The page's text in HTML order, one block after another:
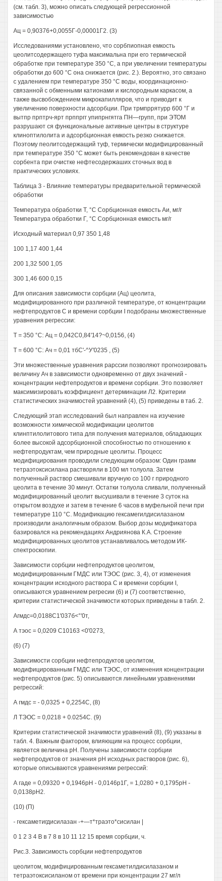
(см. табл. 3), можно описать следующей регрессионной
зависимостью
Ац = 0,90376+0,0055Г-0,00001Г2. (3)
Исследованиями установлено, что сорбпиопная емкость
цеолитсодержащего туфа максимальна при его термической
обработке при температуре 350 °С, а при увеличении температуры
обработки до 600 °С она снижается (рис. 2.). Вероятно, это связано
с удалением при температуре 350 °С воды, координационно-
связанной с обменными катионами и кислородным каркасом, а
также высвобождением микрокапилляров, что и приводит к
увеличению поверхности адсорбции. При трмпррятурр 600 °Г и
вытпр прптрч-ярт прппргг упипрнгятга ПН—групп, при ЭТОМ
разрушают ся функциональные активные центры в структуре
клиноптилолита и адсорбционная емкость резко снижается.
Поэтому пеолитсодержащий туф, термически модифицированный
при температуре 350 °С может быть рекомендован в качестве
сорбента при очистке нефтесодержаших сточных вод в
практических условиях.
Таблица 3 - Влияние температуры предварительной термической
обработки
Температура обработки Т, °С Сорбционная емкость Аи, мг/г
Температура обработки Г, °С Сорбционная емкость мг/г
Исходный материал 0,97 350 1,48
100 1,17 400 1,44
200 1,32 500 1,05
300 1,46 600 0,15
Для описания зависимости сорбции (Ац) цеолита,
модифицированного при различной температуре, от концентрации
нефтепродуктов С и времени сорбции I подобраны множественные
уравнения регрессии:
Т = 350 °С: Ац = 0,042С0,84'14?~0,0156, (4)
Т = 600 °С: Ач = 0,01 тбС'-^У'0235 , (5)
Эти множественные уравнения рарссии позволяют прогнозировать
величину Ач в зависимости одновременно от двух значений -
концентрации нефтепродуктов и времени сорбции. Это позволяет
максимизировать коэффициент детерминации Л2. Критерии
статистических значимостей уравнений (4), (5) приведены в таб. 2.
Следующий этап исследований был направлен на изучение
возможности химической модификации цеолитов
клинптилолитового типа для получения материалов, обладающих
более высокой адсорбционной способностью по отношению к
нефтепродуктам, чем природные цеолиты. Процесс
модифицирования проводили следующим образом: Один грамм
тетраэтоксисилана растворяли в 100 мл толуола. Затем
полученный раствор смешивали вручную со 100 г природного
цеолита в течение 30 минут. Остатки толуола сливали, полученный
модифицированный цеолит высушивали в течение 3 суток на
открытом воздухе и затем в течение 6 часов в муфельной печи при
температуре 110 °С. Модификацию гексамегилдисилазаном
производили аналогичным образом. Выбор дозы модификатора
базировался на рекомендациях Андриянова К.А. Строение
модифицированных цеолитов устанавливалось методом ИК-
спектроскопии.
Зависимости сорбции нефтепродуктов цеолитом,
модифицированным ГМДС или ТЭОС (рис. 3, 4), от изменения
концентрации исходного раствора С и времени сорбции I,
описываются уравнением регресии (6) и (7) соответственно,
критерии статистической значимости которых приведены в табл. 2.
Агмдс=0,0188С1'037б<°'0т,
А тэос = 0,0209 С10163 <0'0273,
(6) (7)
Зависимости сорбции нефтепродуктов цеолитом,
модифицированным ГМДС или ТЭОС, от изменения концентрации
нефтепродуктов (рис. 5) описываются линейными уравнениями
регрессий:
А гмдс = - 0,0325 + 0,2254С, (8)
Л ТЭОС = 0,0218 + 0.0254С. (9)
Критерии статистической значимости уравнений (8), (9) указаны в
табл. 4. Важным фактором, влияющим на процесс сорбции,
является величина рН. Получены зависимости сорбции
нефтепродуктов от значения рН исходных растворов (рис. 6),
которые описываются уравнениями регрессий:
А гаде = 0,09320 + 0,1946рН - 0,0146р1Г, = 1,0280 + 0,1795рН -
0,0138рН2.
(10) (П)
- гексаметигдисилазан -+—т*траэто*сисилан |
0 1 2 3 4 В в 7 8 в 10 11 12 15 время сорбции, ч.
Рис.3. Зависимость сорбции нефтепродуктов
цеолитом, модифицированным гексаметилдисилазаном и
тетраэтоксисиланом от времени при концентрации 27 мг/л